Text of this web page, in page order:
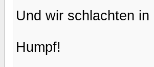
Und wir schlachten
Humpf!